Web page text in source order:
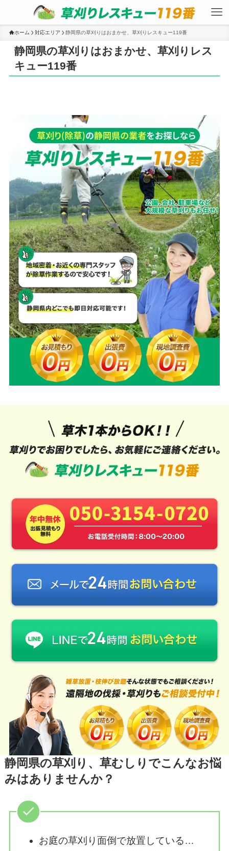
ホーム 対応エリア 静岡県の草刈りはおまかせ、草刈りレスキュー119番
静岡県の草刈りはおまかせ、草刈りレス
キュー119番
静岡県の草刈り、草むしりでこんなお悩
みはありませんか？
お庭の草刈り面倒で放置している…